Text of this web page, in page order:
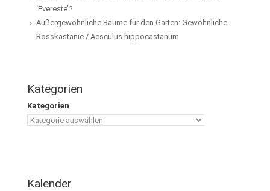
‘Evereste’?
Außergewöhnliche Bäume für den Garten: Gewöhnliche
Rosskastanie / Aesculus hippocastanum
Kategorien
Kategorien
Kalender